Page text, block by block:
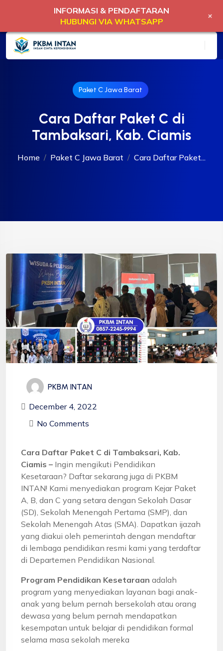
Paket C Jawa Barat
Cara Daftar Paket C di
Tambaksari, Kab. Ciamis
Home Paket C Jawa Barat Cara Daftar Paket...
PKBM INTAN
December 4, 2022
No Comments
Cara Daftar Paket C di Tambaksari, Kab.
Ciamis – Ingin mengikuti Pendidikan
Kesetaraan? Daftar sekarang juga di PKBM
INTAN! Kami menyediakan program Kejar Paket
A, B, dan C yang setara dengan Sekolah Dasar
(SD), Sekolah Menengah Pertama (SMP), dan
Sekolah Menengah Atas (SMA). Dapatkan ijazah
yang diakui oleh pemerintah dengan mendaftar
di lembaga pendidikan resmi kami yang terdaftar
di Departemen Pendidikan Nasional.
Program Pendidikan Kesetaraan adalah
program yang menyediakan layanan bagi anak-
anak yang belum pernah bersekolah atau orang
dewasa yang belum pernah mendapatkan
kesempatan untuk belajar di pendidikan formal
selama masa sekolah mereka
INFORMASI & PENDAFTARAN
HUBUNGI VIA WHATSAPP
+